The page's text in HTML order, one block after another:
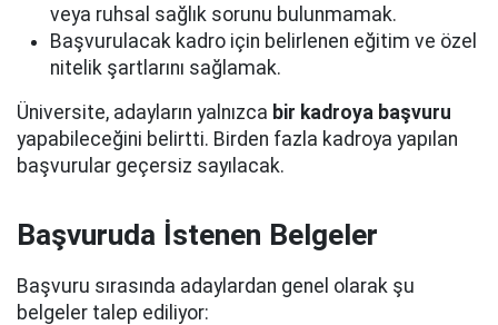
veya ruhsal sağlık sorunu bulunmamak.
Başvurulacak kadro için belirlenen eğitim ve özel
nitelik şartlarını sağlamak.
Üniversite, adayların yalnızca bir kadroya başvuru
yapabileceğini belirtti. Birden fazla kadroya yapılan
başvurular geçersiz sayılacak.
Başvuruda İstenen Belgeler
Başvuru sırasında adaylardan genel olarak şu
belgeler talep ediliyor: